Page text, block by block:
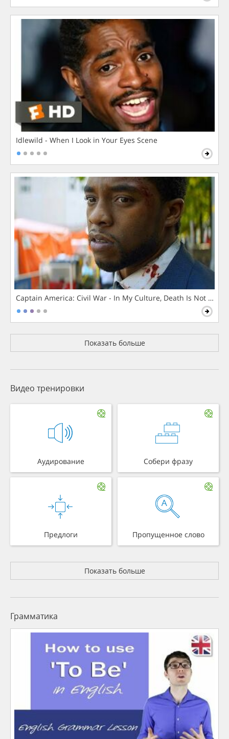
Idlewild - When I Look in Your Eyes Scene
Captain America: Civil War - In My Culture, Death Is Not The
Показать больше
Видео тренировки
Аудирование Собери фразу
Предлоги Пропущенное слово
Показать больше
Грамматика